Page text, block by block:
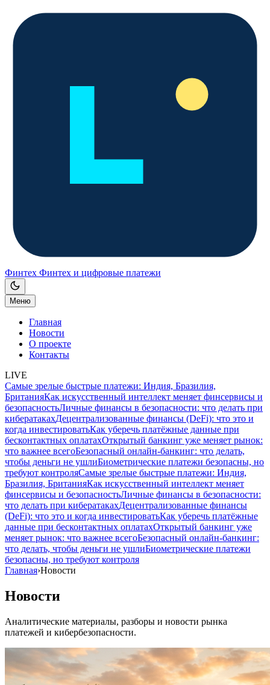
Финтех Финтех и цифровые платежи
Меню
Главная
Новости
О проекте
Контакты
LIVE
Самые зрелые быстрые платежи: Индия, Бразилия,
БританияКак искусственный интеллект меняет финсервисы и
безопасностьЛичные финансы в безопасности: что делать при
кибератакахДецентрализованные финансы (DeFi): что это и
когда инвестироватьКак уберечь платёжные данные при
бесконтактных оплатахОткрытый банкинг уже меняет рынок:
что важнее всегоБезопасный онлайн-банкинг: что делать,
чтобы деньги не ушлиБиометрические платежи безопасны, но
требуют контроляСамые зрелые быстрые платежи: Индия,
Бразилия, БританияКак искусственный интеллект меняет
финсервисы и безопасностьЛичные финансы в безопасности:
что делать при кибератакахДецентрализованные финансы
(DeFi): что это и когда инвестироватьКак уберечь платёжные
данные при бесконтактных оплатахОткрытый банкинг уже
меняет рынок: что важнее всегоБезопасный онлайн-банкинг:
что делать, чтобы деньги не ушлиБиометрические платежи
безопасны, но требуют контроля
Главная›Новости
Новости
Аналитические материалы, разборы и новости рынка
платежей и кибербезопасности.